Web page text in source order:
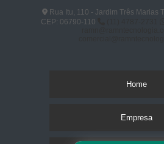
Rua Itu, 110 - Jardim Três Marias
CEP: 06790-110
Home
Empresa